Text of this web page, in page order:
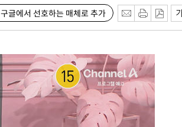
구글에서 선호하는 매체로 추가